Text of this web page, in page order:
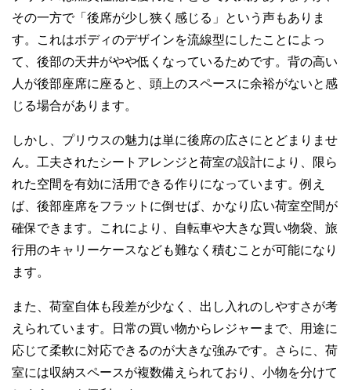
その一方で「後席が少し狭く感じる」という声もありま
す。これはボディのデザインを流線型にしたことによっ
て、後部の天井がやや低くなっているためです。背の高い
人が後部座席に座ると、頭上のスペースに余裕がないと感
じる場合があります。
しかし、プリウスの魅力は単に後席の広さにとどまりませ
ん。工夫されたシートアレンジと荷室の設計により、限ら
れた空間を有効に活用できる作りになっています。例え
ば、後部座席をフラットに倒せば、かなり広い荷室空間が
確保できます。これにより、自転車や大きな買い物袋、旅
行用のキャリーケースなども難なく積むことが可能になり
ます。
また、荷室自体も段差が少なく、出し入れのしやすさが考
えられています。日常の買い物からレジャーまで、用途に
応じて柔軟に対応できるのが大きな強みです。さらに、荷
室には収納スペースが複数備えられており、小物を分けて